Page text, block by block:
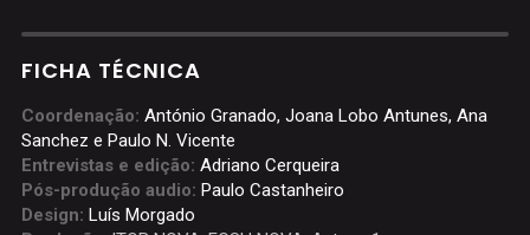
FICHA TÉCNICA
Coordenação: António Granado, Joana Lobo Antunes, Ana
Sanchez e Paulo N. Vicente
Entrevistas e edição: Adriano Cerqueira
Pós-produção audio: Paulo Castanheiro
Design: Luís Morgado